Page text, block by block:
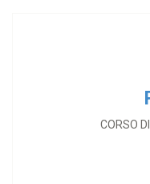
CORSO